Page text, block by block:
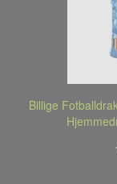
Billige